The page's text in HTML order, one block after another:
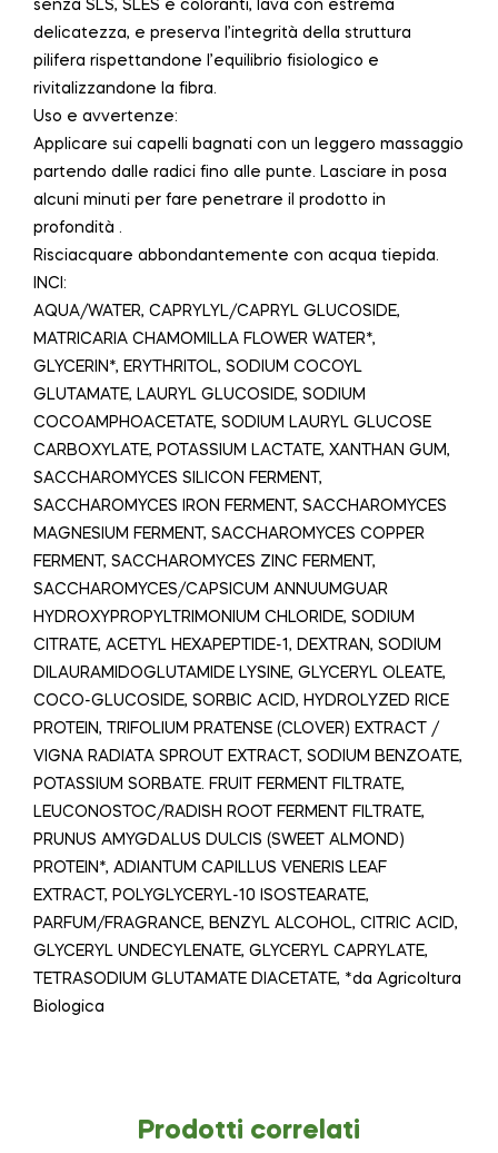
senza SLS, SLES e coloranti, lava con estrema
delicatezza, e preserva l’integrità della struttura
pilifera rispettandone l’equilibrio fisiologico e
rivitalizzandone la fibra.
Uso e avvertenze:
Applicare sui capelli bagnati con un leggero massaggio
partendo dalle radici fino alle punte. Lasciare in posa
alcuni minuti per fare penetrare il prodotto in
profondità .
Risciacquare abbondantemente con acqua tiepida.
INCI:
AQUA/WATER, CAPRYLYL/CAPRYL GLUCOSIDE,
MATRICARIA CHAMOMILLA FLOWER WATER*,
GLYCERIN*, ERYTHRITOL, SODIUM COCOYL
GLUTAMATE, LAURYL GLUCOSIDE, SODIUM
COCOAMPHOACETATE, SODIUM LAURYL GLUCOSE
CARBOXYLATE, POTASSIUM LACTATE, XANTHAN GUM,
SACCHAROMYCES SILICON FERMENT,
SACCHAROMYCES IRON FERMENT, SACCHAROMYCES
MAGNESIUM FERMENT, SACCHAROMYCES COPPER
FERMENT, SACCHAROMYCES ZINC FERMENT,
SACCHAROMYCES/CAPSICUM ANNUUMGUAR
HYDROXYPROPYLTRIMONIUM CHLORIDE, SODIUM
CITRATE, ACETYL HEXAPEPTIDE-1, DEXTRAN, SODIUM
DILAURAMIDOGLUTAMIDE LYSINE, GLYCERYL OLEATE,
COCO-GLUCOSIDE, SORBIC ACID, HYDROLYZED RICE
PROTEIN, TRIFOLIUM PRATENSE (CLOVER) EXTRACT /
VIGNA RADIATA SPROUT EXTRACT, SODIUM BENZOATE,
POTASSIUM SORBATE. FRUIT FERMENT FILTRATE,
LEUCONOSTOC/RADISH ROOT FERMENT FILTRATE,
PRUNUS AMYGDALUS DULCIS (SWEET ALMOND)
PROTEIN*, ADIANTUM CAPILLUS VENERIS LEAF
EXTRACT, POLYGLYCERYL-10 ISOSTEARATE,
PARFUM/FRAGRANCE, BENZYL ALCOHOL, CITRIC ACID,
GLYCERYL UNDECYLENATE, GLYCERYL CAPRYLATE,
TETRASODIUM GLUTAMATE DIACETATE, *da Agricoltura
Biologica
Prodotti correlati